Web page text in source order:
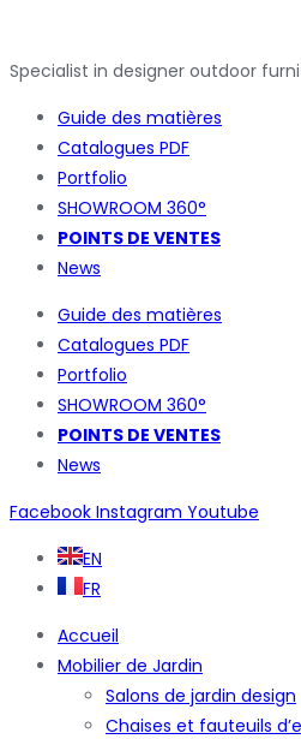
Specialist in designer outdoor
Guide des matières
Catalogues PDF
Portfolio
SHOWROOM 360°
POINTS DE VENTES
News
Guide des matières
Catalogues PDF
Portfolio
SHOWROOM 360°
POINTS DE VENTES
News
Facebook Instagram Youtube
EN
FR
Accueil
Mobilier de Jardin
Salons de jardin design
Chaises et fauteuils